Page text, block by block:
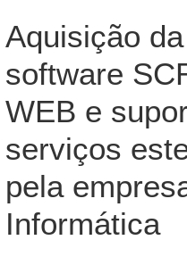
Aquisição
software
WEB e
serviços
pela
Informática